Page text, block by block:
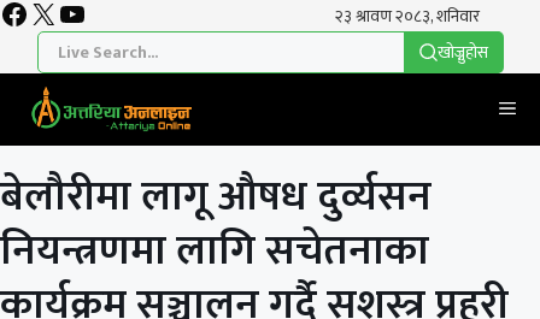
Skip
content
Facebook
X YouTube
खाेज्नुहाेस
बेलौरीमा लागू औषध दुर्व्यसन
नियन्त्रणमा लागि सचेतनाका